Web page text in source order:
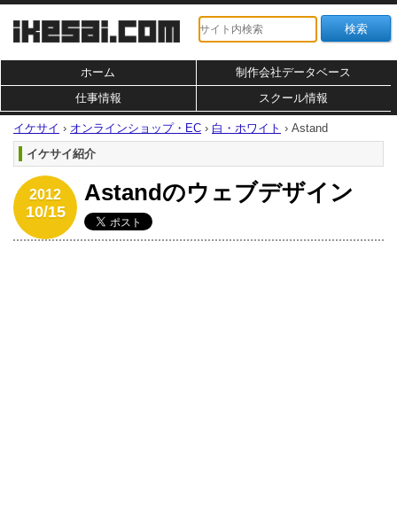
ホーム
制作会社データベース
仕事情報
スクール情報
イケサイ › オンラインショップ・EC › 白・ホワイト › Astand
イケサイ紹介
2012
10/15
Astandのウェブデザイン